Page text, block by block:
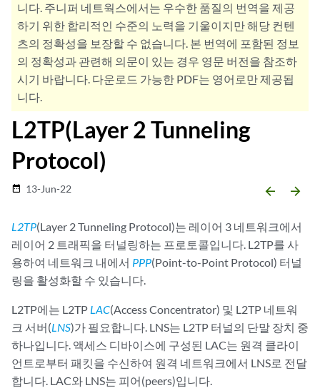
니다. 주니퍼 네트웍스에서는 우수한 품질의 번역을 제공
하기 위한 합리적인 수준의 노력을 기울이지만 해당 컨텐
츠의 정확성을 보장할 수 없습니다. 본 번역에 포함된 정보
의 정확성과 관련해 의문이 있는 경우 영문 버전을 참조하
시기 바랍니다. 다운로드 가능한 PDF는 영어로만 제공됩
니다.
L2TP(Layer 2 Tunneling
Protocol)
date_range 13-Jun-22 arrow_backward arrow_forward
L2TP(Layer 2 Tunneling Protocol)는 레이어 3 네트워크에서
레이어 2 트래픽을 터널링하는 프로토콜입니다. L2TP를 사
용하여 네트워크 내에서 PPP(Point-to-Point Protocol) 터널
링을 활성화할 수 있습니다.
L2TP에는 L2TP LAC(Access Concentrator) 및 L2TP 네트워
크 서버(LNS)가 필요합니다. LNS는 L2TP 터널의 단말 장치 중
하나입니다. 액세스 디바이스에 구성된 LAC는 원격 클라이
언트로부터 패킷을 수신하여 원격 네트워크에서 LNS로 전달
합니다. LAC와 LNS는 피어(peers)입니다.